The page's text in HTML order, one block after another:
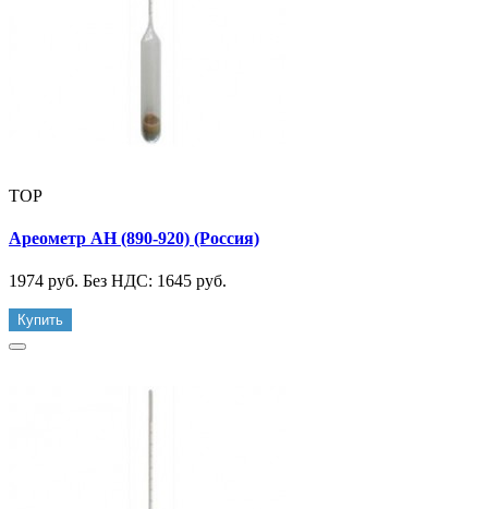
TOP
Ареометр АН (890-920) (Россия)
1974 руб. Без НДС: 1645 руб.
Купить